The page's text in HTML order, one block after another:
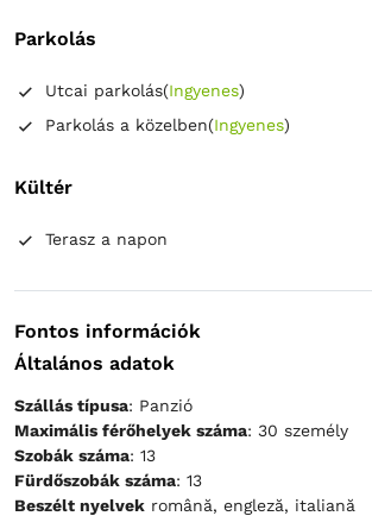
Parkolás
Utcai parkolás(Ingyenes)
Parkolás a közelben(Ingyenes)
Kültér
Terasz a napon
Fontos információk
Általános adatok
Szállás típusa: Panzió
Maximális férőhelyek száma: 30 személy
Szobák száma: 13
Fürdőszobák száma: 13
Beszélt nyelvek română, engleză, italiană